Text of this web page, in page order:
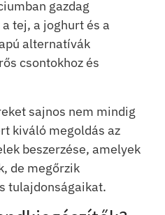
gazdag
tej, a joghurt és a
alternatívák
csontokhoz és
sajnos nem mindig
kiváló megoldás az
beszerzése, amelyek
de megőrzik
tulajdonságaikat.